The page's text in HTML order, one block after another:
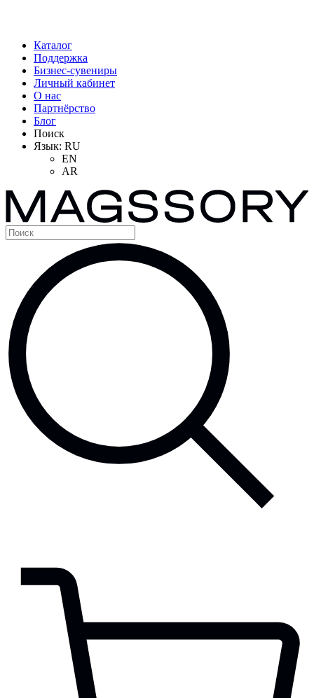
Каталог
Поддержка
Бизнес-сувениры
Личный кабинет
О нас
Партнёрство
Блог
Поиск
Язык: RU
EN
AR